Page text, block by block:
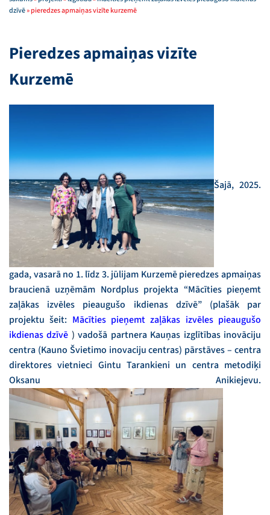
dzīvē»pieredzes apmaiņas vizīte kurzemē
Pieredzes apmaiņas vizīte
Kurzemē
Šajā, 2025.
gada, vasarā no 1. līdz 3. jūlijam Kurzemē pieredzes apmaiņas
braucienā uzņēmām Nordplus projekta “Mācīties pieņemt
zaļākas izvēles pieaugušo ikdienas dzīvē” (plašāk par
projektu šeit: Mācīties pieņemt zaļākas izvēles pieaugušo
ikdienas dzīvē )vadošā partnera Kauņas izglītības inovāciju
centra (Kauno Švietimo inovaciju centras) pārstāves – centra
direktores vietnieci Gintu Tarankieni un centra metodiķi
Oksanu Anikiejevu.